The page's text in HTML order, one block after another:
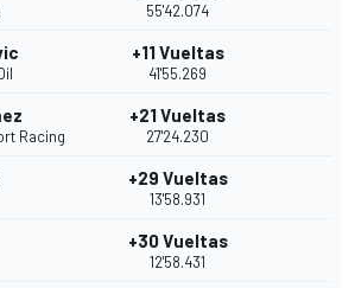
55'42.074
+11 Vueltas
41'55.269
Racing
+21 Vueltas
27'24.230
+29 Vueltas
13'58.931
+30 Vueltas
12'58.431